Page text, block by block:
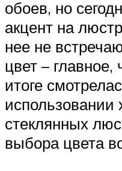
обоев, но
акцент на
нее не
цвет –
итоге
использовании
стеклянных
выбора цвета